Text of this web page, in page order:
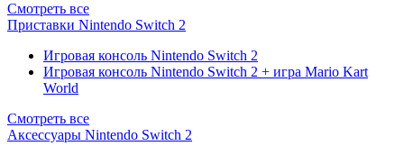
Смотреть все
Приставки Nintendo Switch 2
Игровая консоль Nintendo Switch 2
Игровая консоль Nintendo Switch 2 + игра Mario Kart
World
Смотреть все
Аксессуары Nintendo Switch 2